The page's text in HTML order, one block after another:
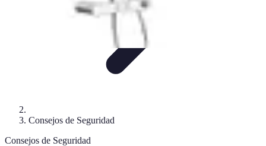
Consejos de Seguridad
Consejos de Seguridad